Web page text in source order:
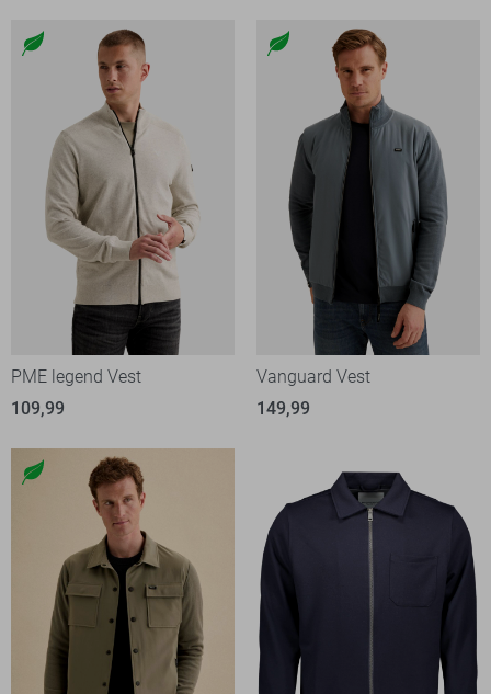
PME legend Vest
109,99
Vanguard Vest
149,99